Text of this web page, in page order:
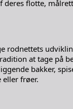
flotte,
at tage på
bakker,
eller frøer.